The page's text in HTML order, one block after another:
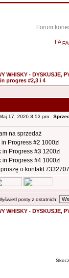
Forum
WHISKY - DYSKUSJE,
progres #2,3 i 4
Maj 17, 2026 8:53 pm
na sprzedaż
Progress #2 1000zl
in Progress #3 1200zl
in Progress #4 1000zl
o kontakt
posty z ostatnich:
WHISKY - DYSKUSJE,